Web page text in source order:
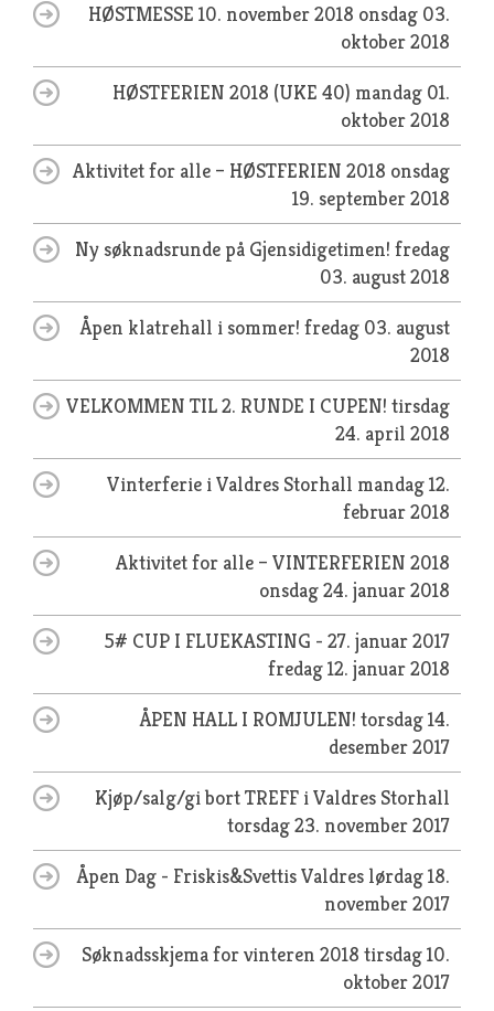
HØSTMESSE 10. november 2018 onsdag 03.
oktober 2018
HØSTFERIEN 2018 (UKE 40) mandag 01.
oktober 2018
Aktivitet for alle – HØSTFERIEN 2018 onsdag
19. september 2018
Ny søknadsrunde på Gjensidigetimen! fredag
03. august 2018
Åpen klatrehall i sommer! fredag 03. august
2018
VELKOMMEN TIL 2. RUNDE I CUPEN! tirsdag
24. april 2018
Vinterferie i Valdres Storhall mandag 12.
februar 2018
Aktivitet for alle – VINTERFERIEN 2018
onsdag 24. januar 2018
5# CUP I FLUEKASTING - 27. januar 2017
fredag 12. januar 2018
ÅPEN HALL I ROMJULEN! torsdag 14.
desember 2017
Kjøp/salg/gi bort TREFF i Valdres Storhall
torsdag 23. november 2017
Åpen Dag - Friskis&Svettis Valdres lørdag 18.
november 2017
Søknadsskjema for vinteren 2018 tirsdag 10.
oktober 2017